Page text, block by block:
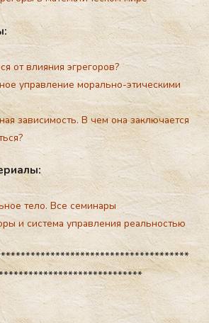
от влияния эгрегоров?
управление морально-этическими
зависимость. В чем она заключается
тело.Все семинары
и система управления реальностью